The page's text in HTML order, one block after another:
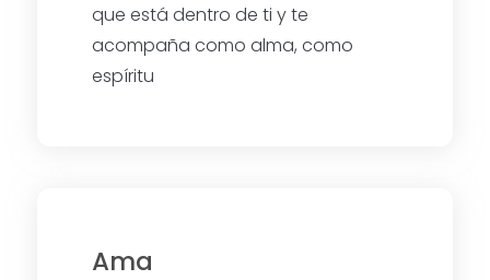
que está dentro de ti y te
acompaña como alma, como
espíritu
Ama